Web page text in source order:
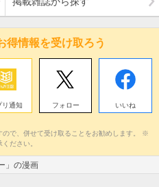
得情報を受け取ろう
リ通知 フォロー いいね
で、併せて受け取ることをお勧めします。 ※
ださい。
」の漫画